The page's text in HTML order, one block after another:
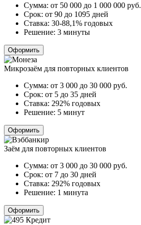
Сумма: от 50 000 до 1 000 000 руб.
Срок: от 90 до 1095 дней
Ставка: 30-88,1% годовых
Решение: 3 минуты
Оформить
Микрозаём для повторных клиентов
Сумма: от 3 000 до 30 000 руб.
Срок: от 5 до 35 дней
Ставка: 292% годовых
Решение: 5 минут
Оформить
Заём для повторных клиентов
Сумма: от 3 000 до 30 000 руб.
Срок: от 7 до 30 дней
Ставка: 292% годовых
Решение: 1 минута
Оформить